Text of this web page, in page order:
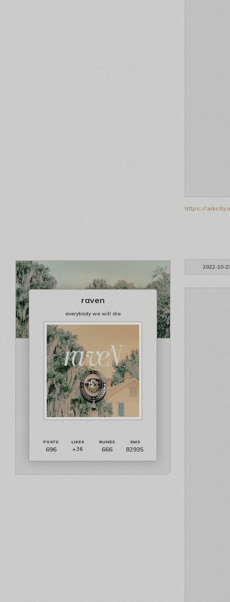
https://
2022-10-
raven
everybody we will die
696 +36 666 82935